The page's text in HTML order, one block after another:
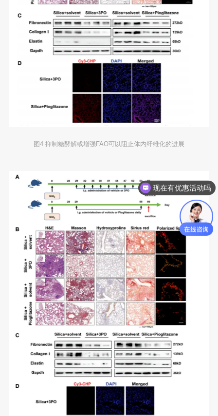
图4 抑制糖酵解或增强FAO可以阻止体内纤维化的进展
可以介绍下你们的产品么